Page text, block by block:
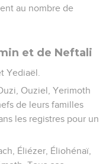
au nombre de
et de Neftali
Yediaël.
Ouziel, Yerimoth
de leurs familles
les registres pour un
Éliézer, Éliohénaï,